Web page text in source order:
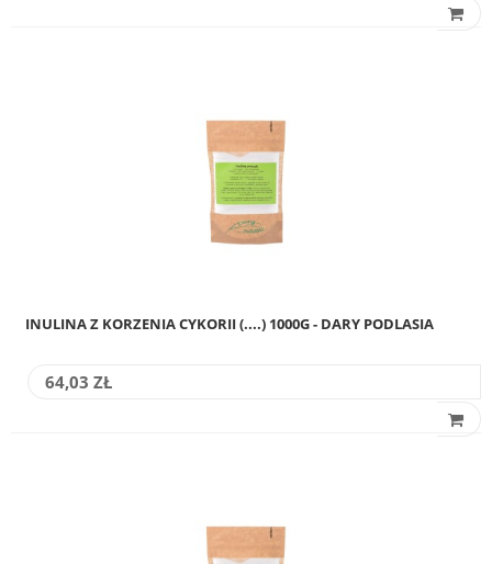
INULINA Z KORZENIA CYKORII (....) 1000G - DARY PODLASIA
64,03 ZŁ